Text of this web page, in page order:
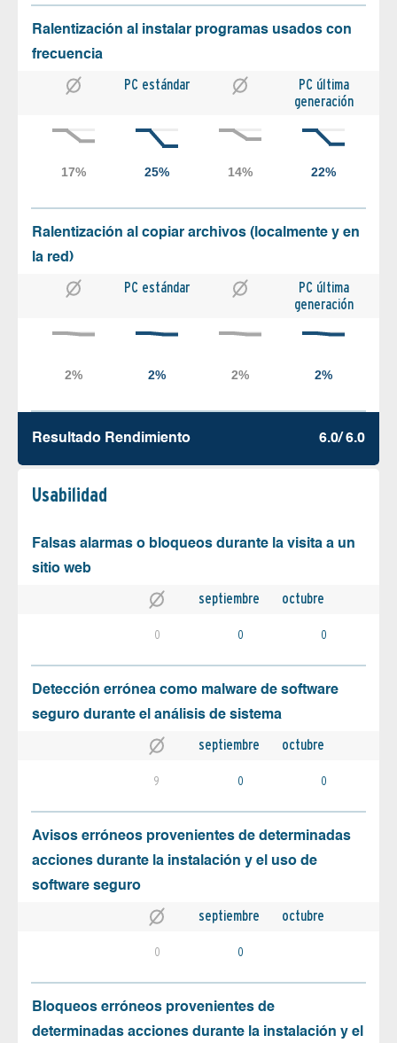
Ralentización al instalar programas usados con
frecuencia
PC estándar
PC última
generación
Ralentización al copiar archivos (localmente y en
la red)
PC estándar
PC última
generación
Resultado Rendimiento 6.0/ 6.0
Usabilidad
Falsas alarmas o bloqueos durante la visita a un
sitio web
septiembre octubre
0 0 0
Detección errónea como malware de software
seguro durante el análisis de sistema
septiembre octubre
9 0 0
Avisos erróneos provenientes de determinadas
acciones durante la instalación y el uso de
software seguro
septiembre octubre
0 0
Bloqueos erróneos provenientes de
determinadas acciones durante la instalación y el